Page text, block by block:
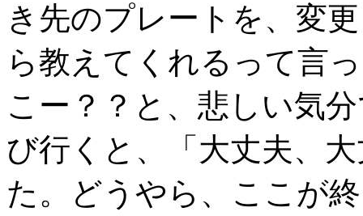
き先のプレートを、変
ら教えてくれるって言
こー？？と、悲しい気
び行くと、「大丈夫、
た。どうやら、ここが